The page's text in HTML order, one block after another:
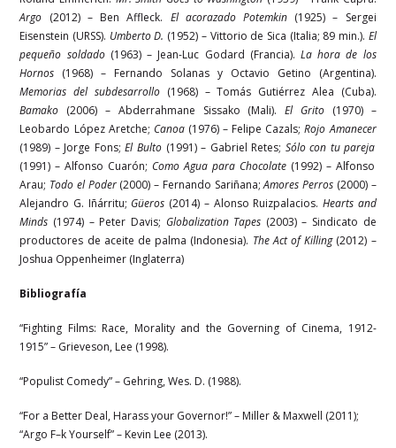
Argo (2012) – Ben Affleck. El acorazado Potemkin(1925) – Sergei
Eisenstein (URSS). Umberto D. (1952) – Vittorio de Sica (Italia; 89 min.). El
pequeño soldado(1963) – Jean-Luc Godard (Francia). La hora de los
Hornos (1968) – Fernando Solanas y Octavio Getino (Argentina).
Memorias del subdesarrollo(1968) – Tomás Gutiérrez Alea (Cuba).
Bamako (2006) – Abderrahmane Sissako (Mali).El Grito (1970) –
Leobardo López Aretche; Canoa(1976) – Felipe Cazals;Rojo Amanecer
(1989) – Jorge Fons;El Bulto (1991) – Gabriel Retes; Sólo con tu pareja
(1991) – Alfonso Cuarón; Como Agua para Chocolate(1992) – Alfonso
Arau; Todo el Poder(2000) – Fernando Sariñana;Amores Perros (2000) –
Alejandro G. Iñárritu; Güeros (2014) – Alonso Ruizpalacios. Hearts and
Minds (1974) – Peter Davis; Globalization Tapes (2003) – Sindicato de
productores de aceite de palma (Indonesia). The Act of Killing(2012) –
Joshua Oppenheimer (Inglaterra)
Bibliografía
“Fighting Films: Race, Morality and the Governing of Cinema, 1912-
1915” – Grieveson, Lee (1998).
“Populist Comedy” – Gehring, Wes. D. (1988).
“For a Better Deal, Harass your Governor!” – Miller & Maxwell (2011);
“Argo F–k Yourself” – Kevin Lee (2013).